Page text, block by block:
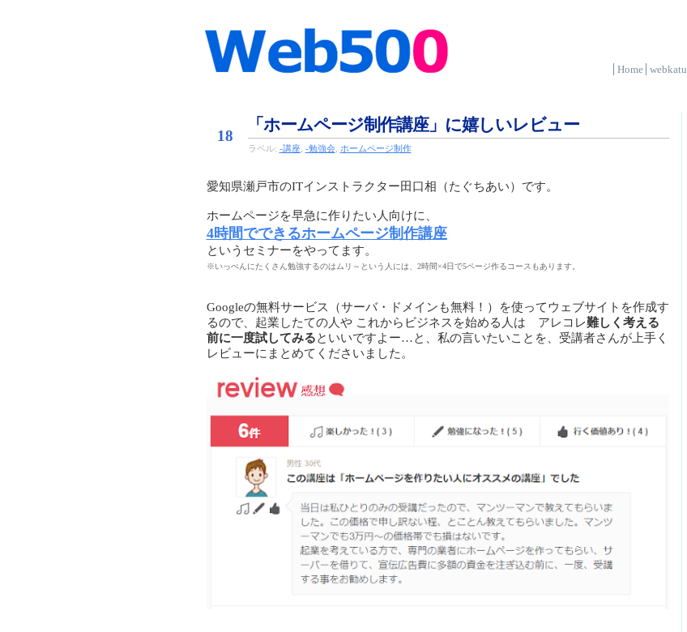
Home webkatu
18
「ホームページ制作講座」に嬉しいレビュー
ラベル: -講座, -勉強会, ホームページ制作
愛知県瀬戸市のITインストラクター田口相（たぐちあい）です。
ホームページを早急に作りたい人向けに、
4時間でできるホームページ制作講座
というセミナーをやってます。
※いっぺんにたくさん勉強するのはムリ～という人には、2時間×4日で5ページ作るコースもあります。
Googleの無料サービス（サーバ・ドメインも無料！）を使ってウェブサイトを作成す
るので、起業したての人や これからビジネスを始める人は アレコレ難しく考える
前に一度試してみるといいですよー…と、私の言いたいことを、受講者さんが上手く
レビューにまとめてくださいました。